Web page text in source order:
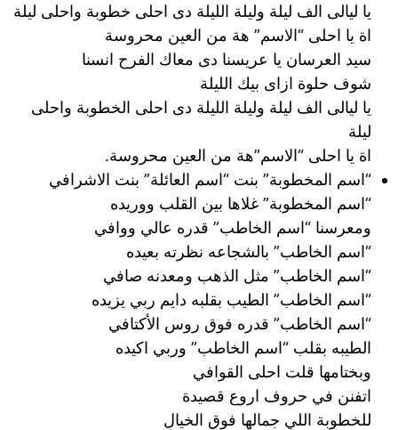
يا ليالى الف ليلة وليلة الليلة دى احلى خطوبة واحلى ليلة
اة يا احلى “الاسم” هة من العين محروسة
سيد العرسان يا عريسنا دى معاك الفرح انسنا
شوف حلوة ازاى بيك الليلة
يا ليالى الف ليلة وليلة الليلة دى احلى الخطوبة واحلى
ليلة
اة يا احلى “الاسم”هة من العين محروسة.
“اسم المخطوبة” بنت “اسم العائلة” بنت الاشرافي
“اسم المخطوبة” غلاها بين القلب ووريده
ومعرسنا “اسم الخاطب” قدره عالي ووافي
“اسم الخاطب” بالشجاعه نظرته بعيده
“اسم الخاطب” مثل الذهب ومعدنه صافي
“اسم الخاطب” الطيب بقلبه دايم ربي يزيده
“اسم الخاطب” قدره فوق روس الأكتافي
الطيبه بقلب “اسم الخاطب” وربي اكيده
وبختامها قلت احلى القوافي
اتفنن في حروف اروع قصيدة
للخطوبة اللي جمالها فوق الخيالِ